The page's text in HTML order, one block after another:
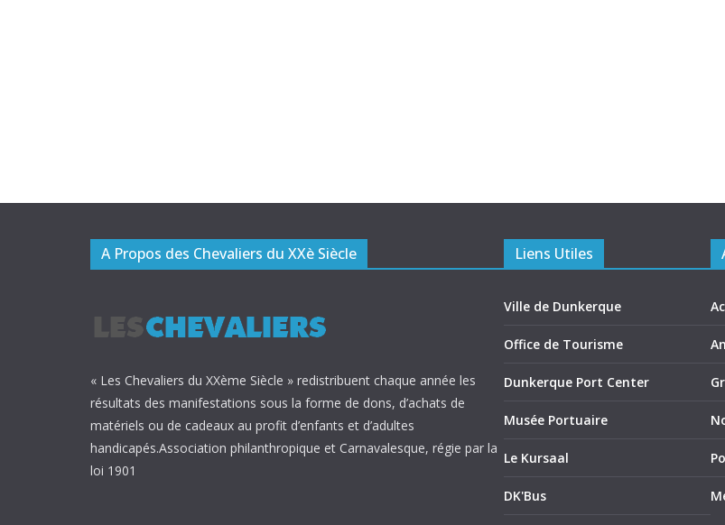
A Propos des Chevaliers du XXè Siècle
« Les Chevaliers du XXème Siècle » redistribuent chaque année les
résultats des manifestations sous la forme de dons, d’achats de
matériels ou de cadeaux au profit d’enfants et d’adultes
handicapés.Association philanthropique et Carnavalesque, régie par la
loi 1901
Liens Utiles
Ville de Dunkerque
Office de Tourisme
Dunkerque Port Center
Musée Portuaire
Le Kursaal
DK'Bus